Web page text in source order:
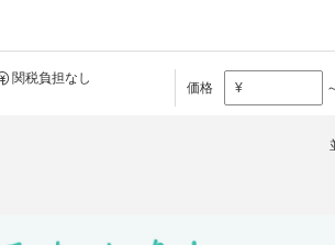
関税負担なし
価格 ¥